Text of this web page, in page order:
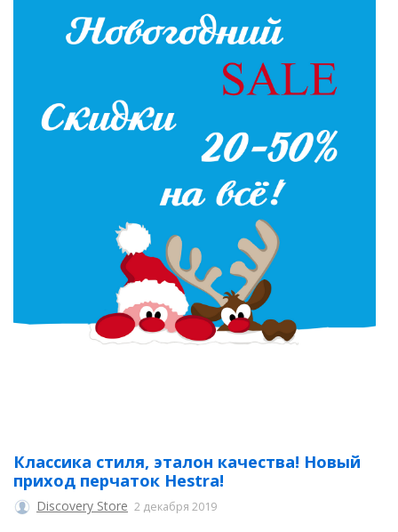
Классика стиля, эталон качества! Новый
приход перчаток Hestra!
Discovery Store 2 декабря 2019